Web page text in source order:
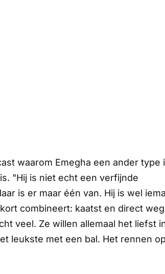
waarom Emegha een ander type
"Hij is niet echt een verfijnde
is er maar één van. Hij is wel
combineert: kaatst en direct
veel. Ze willen allemaal het liefst
leukste met een bal. Het rennen op